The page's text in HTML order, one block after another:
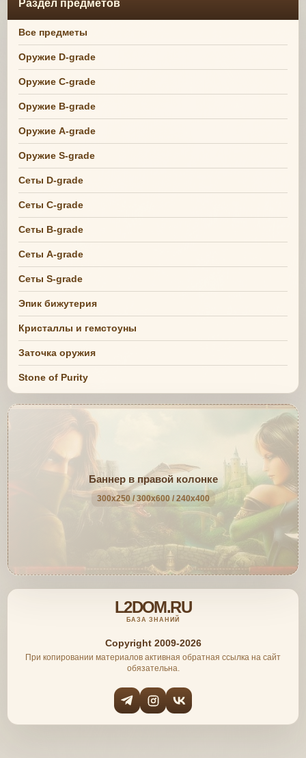
Раздел предметов
Все предметы
Оружие D-grade
Оружие C-grade
Оружие B-grade
Оружие A-grade
Оружие S-grade
Сеты D-grade
Сеты C-grade
Сеты B-grade
Сеты A-grade
Сеты S-grade
Эпик бижутерия
Кристаллы и гемстоуны
Заточка оружия
Stone of Purity
Баннер в правой колонке
300x250 / 300x600 / 240x400
L2DOM.RU
БАЗА ЗНАНИЙ
Copyright 2009-2026
При копировании материалов активная обратная ссылка на сайт
обязательна.